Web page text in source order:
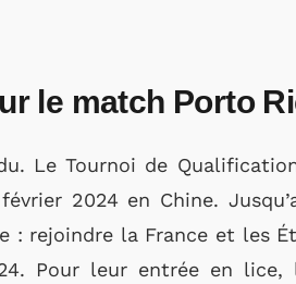
le match Porto
Le Tournoi de
2024 en Chine.
: rejoindre la France et les
Pour leur entrée en lice,